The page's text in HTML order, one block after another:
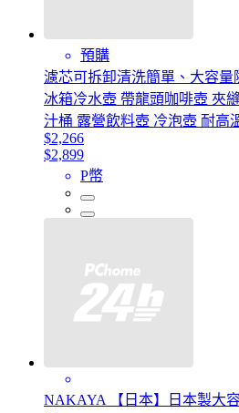
預購
濾芯可拆卸清洗簡單、大容量
冰箱冷水壺 帶龍頭咖啡壺 夾
汁桶 露營飲料壺 冷泡壺 耐高
$2,266
$2,899
P幣
NAKAYA 【日本】日本製大